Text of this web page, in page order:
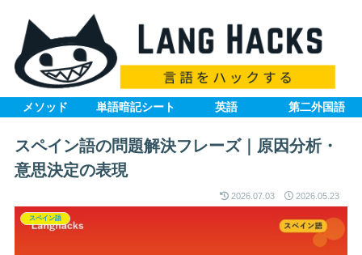
メソッド 単語暗記シート 英語 第二外国語
スペイン語の問題解決フレーズ｜原因分析・
意思決定の表現
2026.07.03 2026.05.23
スペイン語